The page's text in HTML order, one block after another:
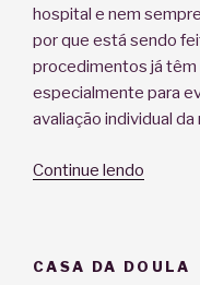
hospital e nem
por que está sendo
procedimentos já
especialmente para
avaliação individual
Continue lendo
e
CASA DA DOULA